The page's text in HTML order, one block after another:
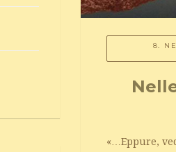
8.
«…Eppure,